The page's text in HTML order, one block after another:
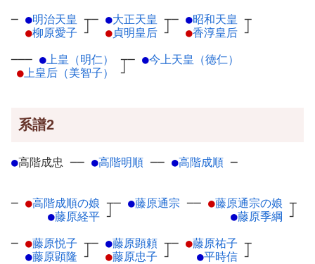
─ ●明治天皇 ┬
●柳原愛子 ┘
─ ●大正天皇 ┬
●貞明皇后 ┘
─ ●昭和天皇 ┬
●香淳皇后 ┘
─── ●上皇（明仁）
┬
●上皇后（美智子） ┘
─ ●今上天皇（徳仁）
系譜2
●高階成忠 ── ●高階明順 ── ●高階成順 ─
─ ●高階成順の娘 ┬
●藤原経平 ┘
─ ●藤原通宗 ── ●藤原通宗の娘 ┬
●藤原季綱 ┘
─ ●藤原悦子 ┬
●藤原顕隆 ┘
─ ●藤原顕頼 ┬
●藤原忠子 ┘
─ ●藤原祐子 ┬
●平時信 ┘